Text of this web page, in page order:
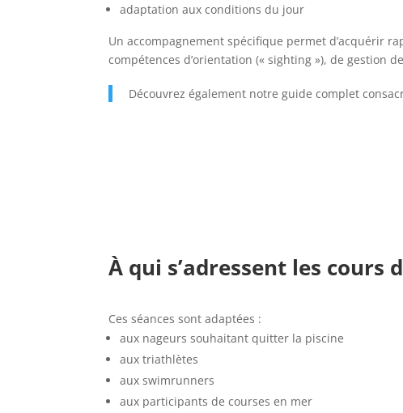
adaptation aux conditions du jour
Un accompagnement spécifique permet d’acquérir
compétences d’orientation (« sighting »), de gestion
Découvrez également notre guide complet
À qui s’adressent les cours
Ces séances sont adaptées :
aux nageurs souhaitant quitter la piscine
aux triathlètes
aux swimrunners
aux participants de courses en mer